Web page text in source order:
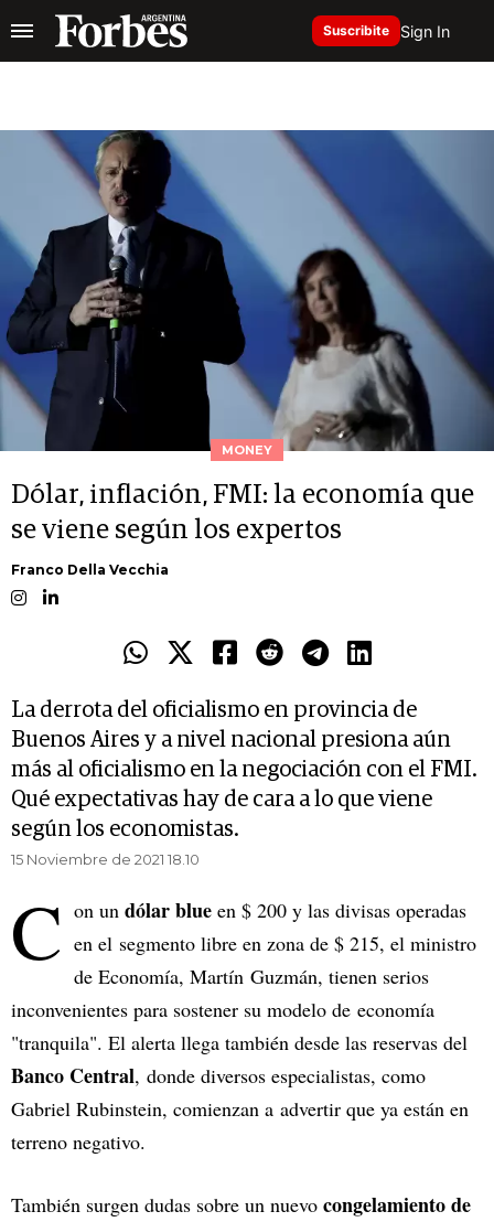
Suscribite Sign In
MONEY
Dólar, inflación, FMI: la economía que
se viene según los expertos
Franco Della Vecchia
La derrota del oficialismo en provincia de
Buenos Aires y a nivel nacional presiona aún
más al oficialismo en la negociación con el FMI.
Qué expectativas hay de cara a lo que viene
según los economistas.
15 Noviembre de 2021 18.10
C on un dólar blue en $ 200 y las divisas operadas
en el segmento libre en zona de $ 215, el ministro
de Economía, Martín Guzmán, tienen serios
inconvenientes para sostener su modelo de economía
"tranquila". El alerta llega también desde las reservas del
Banco Central, donde diversos especialistas, como
Gabriel Rubinstein, comienzan a advertir que ya están en
terreno negativo.
También surgen dudas sobre un nuevo congelamiento de